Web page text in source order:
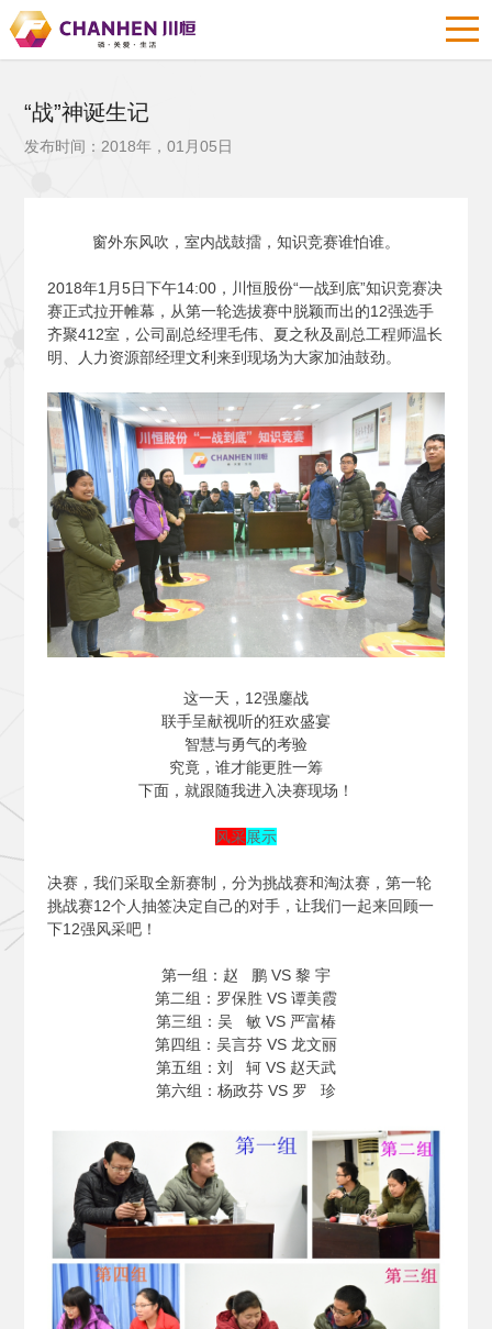
“战”神诞生记
发布时间：2018年，01月05日
窗外东风吹，室内战鼓擂，知识竞赛谁怕谁。
2018年1月5日下午14:00，川恒股份“一战到底”知识竞赛决
赛正式拉开帷幕，从第一轮选拔赛中脱颖而出的12强选手
齐聚412室，公司副总经理毛伟、夏之秋及副总工程师温长
明、人力资源部经理文利来到现场为大家加油鼓劲。
这一天，12强鏖战
联手呈献视听的狂欢盛宴
智慧与勇气的考验
究竟，谁才能更胜一筹
下面，就跟随我进入决赛现场！
风采展示
决赛，我们采取全新赛制，分为挑战赛和淘汰赛，第一轮
挑战赛12个人抽签决定自己的对手，让我们一起来回顾一
下12强风采吧！
第一组：赵 鹏 VS 黎 宇
第二组：罗保胜 VS 谭美霞
第三组：吴 敏 VS 严富椿
第四组：吴言芬 VS 龙文丽
第五组：刘 轲 VS 赵天武
第六组：杨政芬 VS 罗 珍